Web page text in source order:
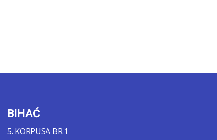
BIHAĆ
5. KORPUSA BR.1